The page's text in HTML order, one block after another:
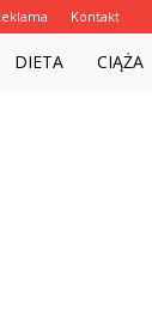
Kontakt
Witalnie.com.pl
DIETA CIĄŻA